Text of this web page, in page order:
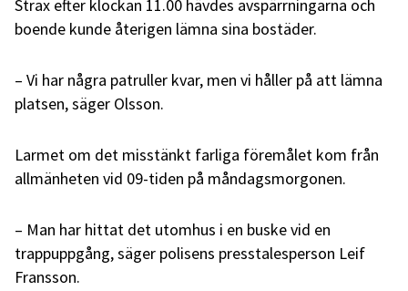
Strax efter klockan 11.00 hävdes avspärrningarna och
boende kunde återigen lämna sina bostäder.
– Vi har några patruller kvar, men vi håller på att lämna
platsen, säger Olsson.
Larmet om det misstänkt farliga föremålet kom från
allmänheten vid 09-tiden på måndagsmorgonen.
– Man har hittat det utomhus i en buske vid en
trappuppgång, säger polisens presstalesperson Leif
Fransson.